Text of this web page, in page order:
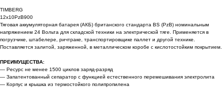
TIMBERG
12x10PzB900
Тяговая аккумуляторная батарея (АКБ) британского стандарта BS (PzB) номинальным
напряжением 24 Вольта для складской техники на электрической тяге. Применяется в
погрузчике, штабелере, ричтраке, транспортировщике паллет и другой технике.
Поставляется залитой, заряженной, в металлическом коробе с кислотостойким покрытием.
ПРЕИМУЩЕСТВА:
— Ресурс не менее 1500 циклов заряд-разряд
— Запатентованный сепаратор с функцией естественного перемешивания электролита
— Корпус и крышка из термостойкого полипропилена